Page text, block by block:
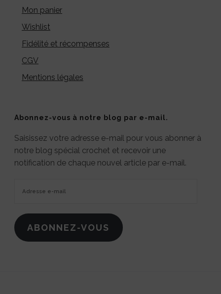
Mon panier
Wishlist
Fidélité et récompenses
CGV
Mentions légales
Abonnez-vous à notre blog par e-mail.
Saisissez votre adresse e-mail pour vous abonner à
notre blog spécial crochet et recevoir une
notification de chaque nouvel article par e-mail.
ABONNEZ-VOUS